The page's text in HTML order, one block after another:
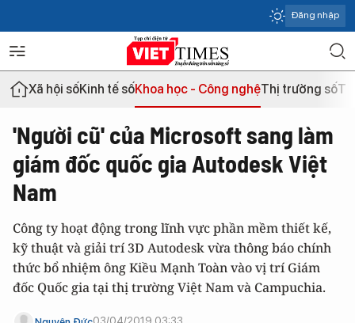
Đăng nhập
Xã hội sốKinh tế sốKhoa học - Công nghệThị trường số
'Người cũ' của Microsoft sang làm
giám đốc quốc gia Autodesk Việt
Nam
Công ty hoạt động trong lĩnh vực phần mềm thiết kế,
kỹ thuật và giải trí 3D Autodesk vừa thông báo chính
thức bổ nhiệm ông Kiều Mạnh Toàn vào vị trí Giám
đốc Quốc gia tại thị trường Việt Nam và Campuchia.